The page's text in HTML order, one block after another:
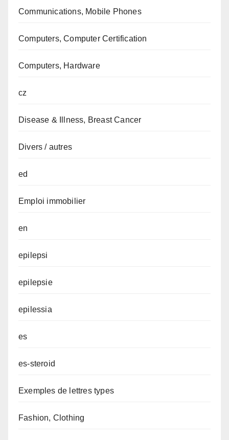
Communications, Mobile Phones
Computers, Computer Certification
Computers, Hardware
cz
Disease & Illness, Breast Cancer
Divers / autres
ed
Emploi immobilier
en
epilepsi
epilepsie
epilessia
es
es-steroid
Exemples de lettres types
Fashion, Clothing